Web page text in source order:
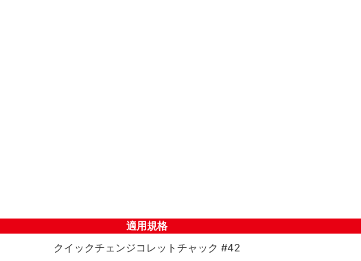
適用規格
クイックチェンジコレットチャック #42